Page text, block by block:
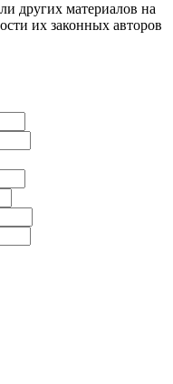
других материалов на
их законных авторов